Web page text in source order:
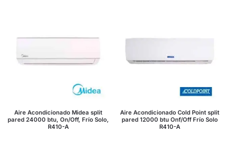
Aire Acondicionado Midea split
pared 24000 btu, On/Off, Frío Solo,
R410-A
Aire Acondicionado Cold Point split
pared 12000 btu Onf/Off Frío Solo
R410-A